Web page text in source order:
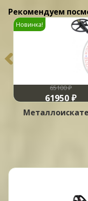
Рекомендуем
Новинка!
65100 ₽
61950 ₽